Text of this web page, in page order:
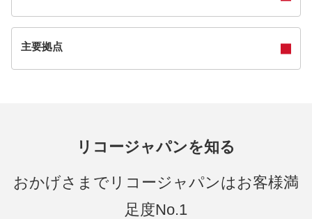
主要拠点
リコージャパンを知る
おかげさまでリコージャパンはお客様満
足度No.1